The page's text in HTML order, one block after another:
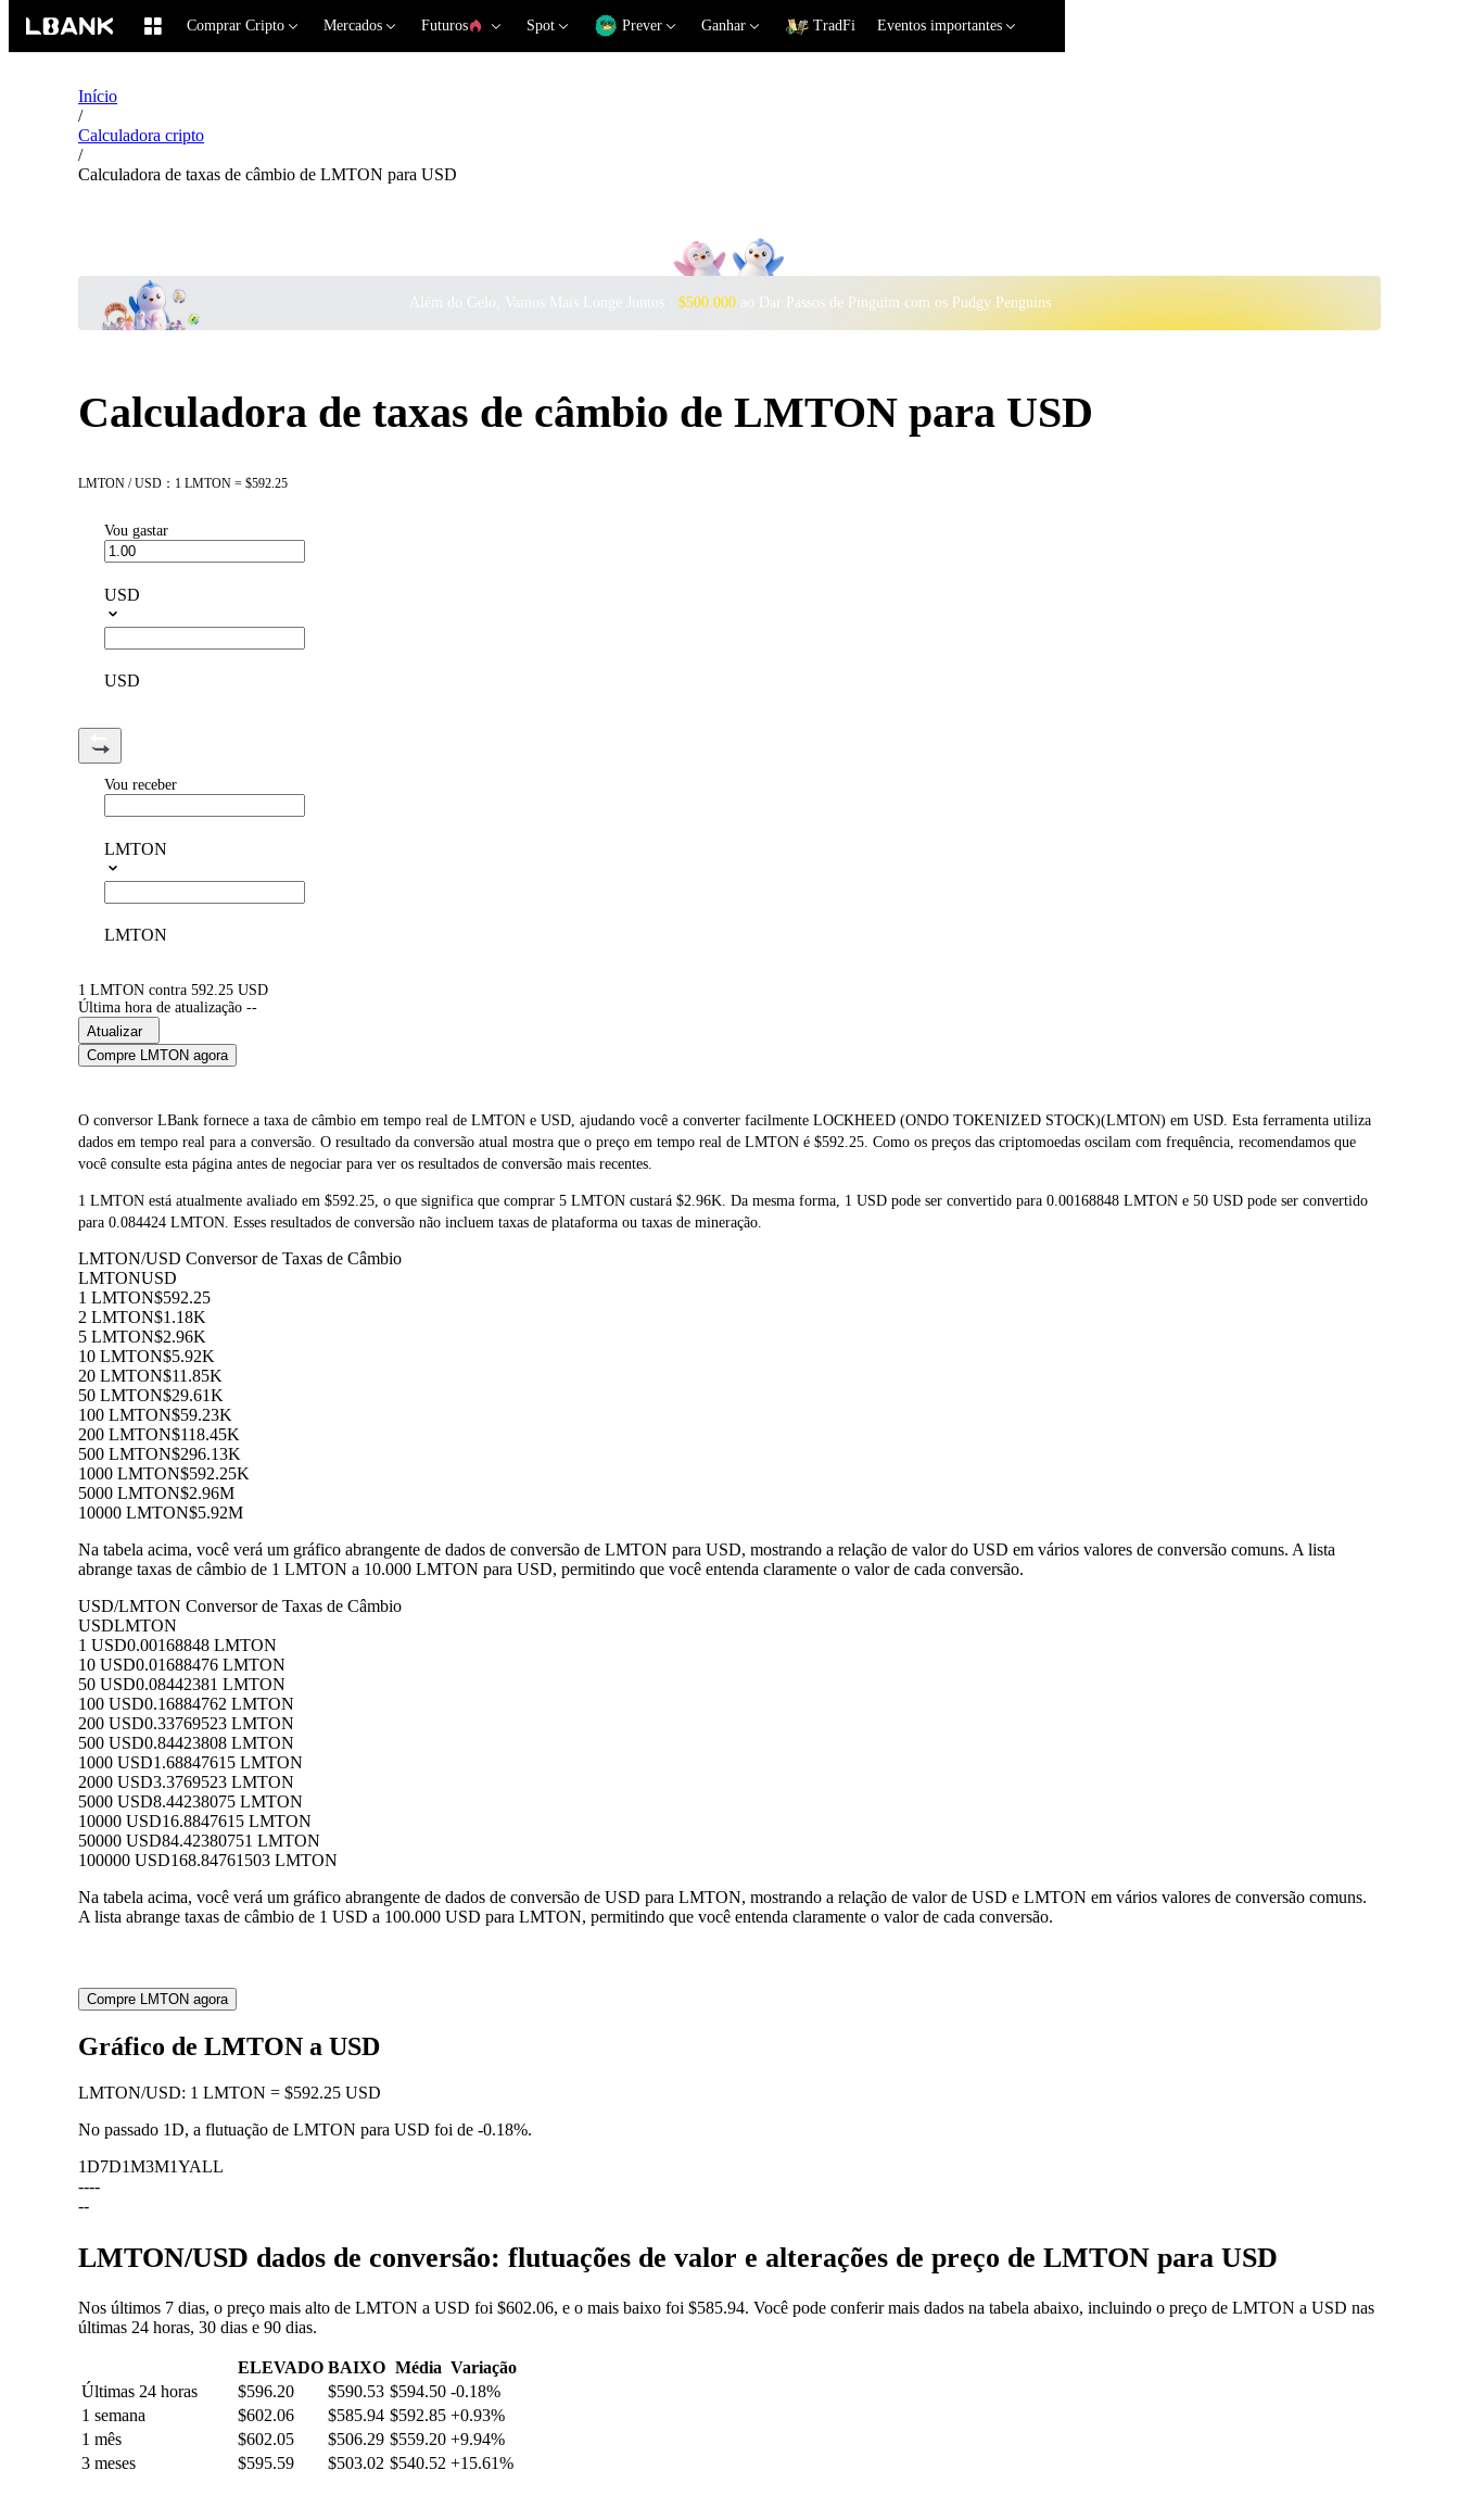
Comprar Cripto Mercados Futuros Spot Prever Ganhar TradFi Eventos importantes
Início
/
Calculadora cripto
/
Calculadora de taxas de câmbio de LMTON para USD
$500.000ao Dar Passos de Pinguim com os Pudgy Penguins
Calculadora de taxas de câmbio de LMTON para USD
LMTON / USD：1 LMTON = $592.25
Vou gastar
USD
USD
Vou receber
LMTON
LMTON
1 LMTON contra 592.25 USD
Última hora de atualização --
Atualizar
Compre LMTON agora
O conversor LBank fornece a taxa de câmbio em tempo real de LMTON e USD, ajudando você a converter facilmente LOCKHEED (ONDO TOKENIZED STOCK)(LMTON) em USD. Esta ferramenta utiliza
dados em tempo real para a conversão. O resultado da conversão atual mostra que o preço em tempo real de LMTON é $592.25. Como os preços das criptomoedas oscilam com frequência, recomendamos que
você consulte esta página antes de negociar para ver os resultados de conversão mais recentes.
1 LMTON está atualmente avaliado em $592.25, o que significa que comprar 5 LMTON custará $2.96K. Da mesma forma, 1 USD pode ser convertido para 0.00168848 LMTON e 50 USD pode ser convertido
para 0.084424 LMTON. Esses resultados de conversão não incluem taxas de plataforma ou taxas de mineração.
LMTON/USD Conversor de Taxas de Câmbio
LMTONUSD
1 LMTON$592.25
2 LMTON$1.18K
5 LMTON$2.96K
10 LMTON$5.92K
20 LMTON$11.85K
50 LMTON$29.61K
100 LMTON$59.23K
200 LMTON$118.45K
500 LMTON$296.13K
1000 LMTON$592.25K
5000 LMTON$2.96M
10000 LMTON$5.92M
Na tabela acima, você verá um gráfico abrangente de dados de conversão de LMTON para USD, mostrando a relação de valor do USD em vários valores de conversão comuns. A lista
abrange taxas de câmbio de 1 LMTON a 10.000 LMTON para USD, permitindo que você entenda claramente o valor de cada conversão.
USD/LMTON Conversor de Taxas de Câmbio
USDLMTON
1 USD0.00168848 LMTON
10 USD0.01688476 LMTON
50 USD0.08442381 LMTON
100 USD0.16884762 LMTON
200 USD0.33769523 LMTON
500 USD0.84423808 LMTON
1000 USD1.68847615 LMTON
2000 USD3.3769523 LMTON
5000 USD8.44238075 LMTON
10000 USD16.8847615 LMTON
50000 USD84.42380751 LMTON
100000 USD168.84761503 LMTON
Na tabela acima, você verá um gráfico abrangente de dados de conversão de USD para LMTON, mostrando a relação de valor de USD e LMTON em vários valores de conversão comuns.
A lista abrange taxas de câmbio de 1 USD a 100.000 USD para LMTON, permitindo que você entenda claramente o valor de cada conversão.
Compre LMTON agora
Gráfico de LMTON a USD
LMTON/USD: 1 LMTON = $592.25 USD
No passado 1D, a flutuação de LMTON para USD foi de -0.18%.
1D7D1M3M1YALL
----
--
LMTON/USD dados de conversão: flutuações de valor e alterações de preço de LMTON para USD
Nos últimos 7 dias, o preço mais alto de LMTON a USD foi $602.06, e o mais baixo foi $585.94. Você pode conferir mais dados na tabela abaixo, incluindo o preço de LMTON a USD nas
últimas 24 horas, 30 dias e 90 dias.
ELEVADO BAIXO Média Variação
Últimas 24 horas
$596.20 $590.53 $594.50 -0.18%
1 semana
$602.06 $585.94 $592.85 +0.93%
1 mês
$602.05 $506.29 $559.20 +9.94%
3 meses
$595.59 $503.02 $540.52 +15.61%